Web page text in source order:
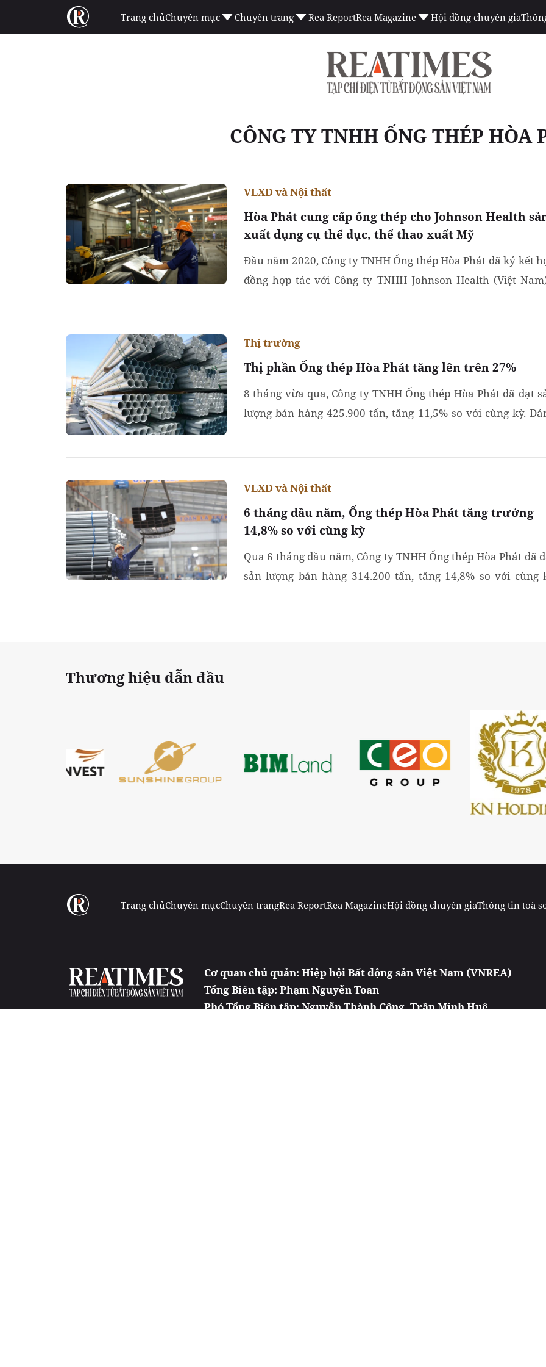
Trang chủChuyên mục Chuyên trang Rea ReportRea Magazine Hội đồng chuyên gia
CÔNG TY TNHH ỐNG THÉP HÒA
Hòa Phát cung cấp ống thép cho Johnson Health
xuất dụng cụ thể dục, thể thao xuất Mỹ
VLXD và Nội thất
Đầu năm 2020, Công ty TNHH Ống thép Hòa Phát đã ký kết
đồng hợp tác với Công ty TNHH Johnson Health (Việt
Thị phần Ống thép Hòa Phát tăng lên trên 27%
Thị trường
8 tháng vừa qua, Công ty TNHH Ống thép Hòa Phát đã đạt
lượng bán hàng 425.900 tấn, tăng 11,5% so với cùng kỳ.
6 tháng đầu năm, Ống thép Hòa Phát tăng trưởng
14,8% so với cùng kỳ
VLXD và Nội thất
Qua 6 tháng đầu năm, Công ty TNHH Ống thép Hòa Phát đã
sản lượng bán hàng 314.200 tấn, tăng 14,8% so với cùng
Thương hiệu dẫn đầu
Trang chủChuyên mụcChuyên trangRea ReportRea MagazineHội đồng chuyên giaThông tin toà
Cơ quan chủ quản: Hiệp hội Bất động sản Việt Nam (VNREA)
Tổng Biên tập: Phạm Nguyễn Toan
Phó Tổng Biên tập: Nguyễn Thành Công, Trần Minh Huệ